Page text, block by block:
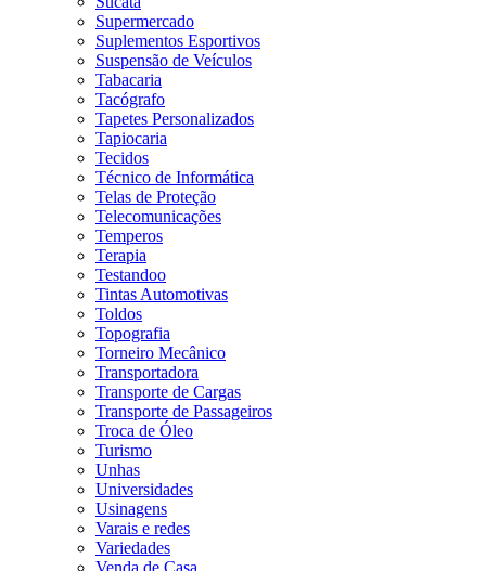
Supermercado
Suplementos Esportivos
Suspensão de Veículos
Tabacaria
Tacógrafo
Tapetes Personalizados
Tapiocaria
Tecidos
Técnico de Informática
Telas de Proteção
Telecomunicações
Temperos
Terapia
Testandoo
Tintas Automotivas
Toldos
Topografia
Torneiro Mecânico
Transportadora
Transporte de Cargas
Transporte de Passageiros
Troca de Óleo
Turismo
Unhas
Universidades
Usinagens
Varais e redes
Variedades
Venda de Casa